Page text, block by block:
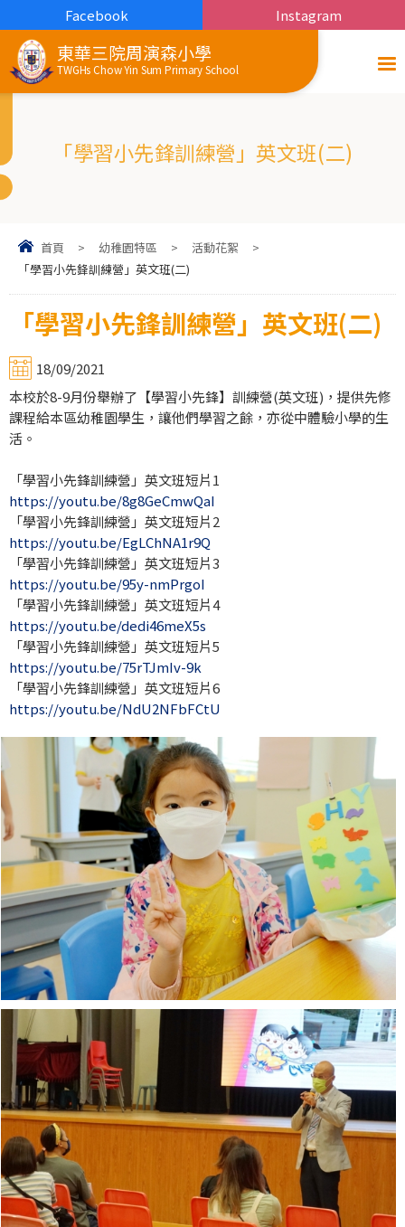
東華三院周演森小學
TWGHs Chow Yin Sum Primary School
Facebook Instagram
「學習小先鋒訓練營」英文班(二)
首頁 > 幼稚園特區 > 活動花絮
>
「學習小先鋒訓練營」英文班(二)
「學習小先鋒訓練營」英文班(二)
18/09/2021
本校於8-9月份舉辦了【學習小先鋒】訓練營(英文班)，提供先修
課程給本區幼稚園學生，讓他們學習之餘，亦從中體驗小學的生
活。
「學習小先鋒訓練營」英文班短片1
https://youtu.be/8g8GeCmwQaI
「學習小先鋒訓練營」英文班短片2
https://youtu.be/EgLChNA1r9Q
「學習小先鋒訓練營」英文班短片3
https://youtu.be/95y-nmPrgoI
「學習小先鋒訓練營」英文班短片4
https://youtu.be/dedi46meX5s
「學習小先鋒訓練營」英文班短片5
https://youtu.be/75rTJmIv-9k
「學習小先鋒訓練營」英文班短片6
https://youtu.be/NdU2NFbFCtU